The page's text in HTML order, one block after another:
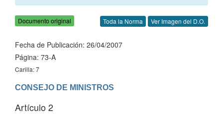
Documento original Toda la Norma Ver Imagen del D.O.
Fecha de Publicación: 26/04/2007
Página: 73-A
Carilla: 7
Artículo 2